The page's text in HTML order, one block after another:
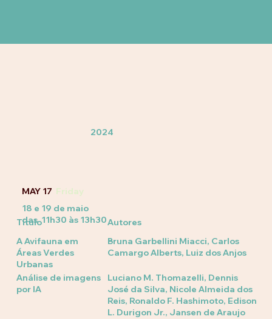
2024
Título
Autores
A Avifauna em
Áreas Verdes
Urbanas
Bruna Garbellini Miacci, Carlos
Camargo Alberts, Luiz dos Anjos
Análise de imagens
por IA
Luciano M. Thomazelli, Dennis
José da Silva, Nicole Almeida dos
Reis, Ronaldo F. Hashimoto, Edison
L. Durigon Jr., Jansen de Araujo
MAY 17 Friday
18 e 19 de maio
das 11h30 às 13h30